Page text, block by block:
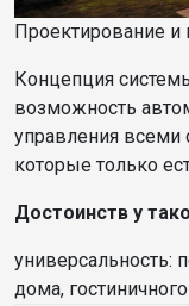
Проектирование
Концепция
возможность
управления всеми
которые только
Достоинств у
универсальность:
дома,